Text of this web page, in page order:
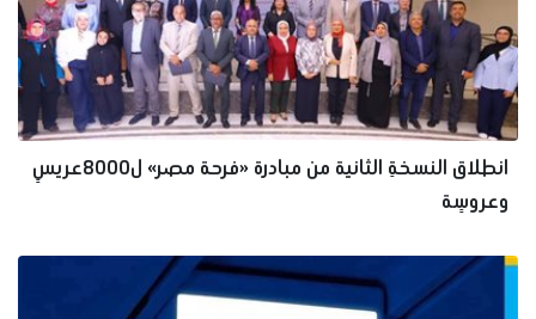
انطلاق النسخةِ الثانية من مبادرة «فرحة مصر» ل8000عريسٍ
وعروسٍة